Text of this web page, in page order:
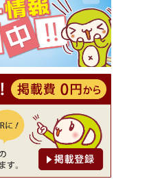
コース 3,500円→3,000円（料
）（創作イタリアン Pia Cu
）
料理全品20％OFF ※18時以
Cuore（ピアクオーレ））
割引 特価 鼻毛脱毛 半額 2,2
ズ専門ワックス脱毛サロン Mi